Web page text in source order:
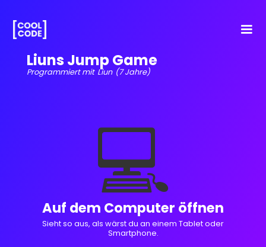
Liuns Jump Game
Programmiert mit Liun (7 Jahre)
💻
Auf dem Computer öffnen
Sieht so aus, als wärst du an einem Tablet oder
Smartphone.